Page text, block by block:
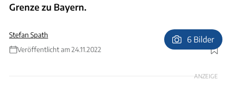
Grenze zu Bayern.
Stefan Spath
Veröffentlicht am 24.11.2022
Foto: Stefan Spath
6 Bilder
ANZEIGE